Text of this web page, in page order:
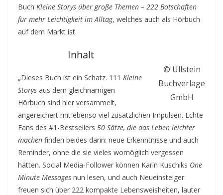
Buch Kleine Storys über große Themen – 222 Botschaften
für mehr Leichtigkeit im Alltag, welches auch als Hörbuch
auf dem Markt ist.
© Ullstein
Buchverlage
GmbH
Inhalt
„Dieses Buch ist ein Schatz. 111 Kleine
Storys aus dem gleichnamigen
Hörbuch sind hier versammelt,
angereichert mit ebenso viel zusätzlichen Impulsen. Echte
Fans des #1-Bestsellers 50 Sätze, die das Leben leichter
machen finden beides darin: neue Erkenntnisse und auch
Reminder, ohne die sie vieles womöglich vergessen
hätten. Social Media-Follower können Karin Kuschiks One
Minute Messages nun lesen, und auch Neueinsteiger
freuen sich über 222 kompakte Lebensweisheiten, lauter